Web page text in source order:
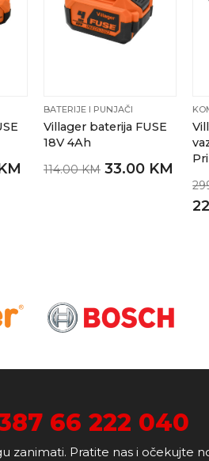
BATERIJE I PUNJAČI
Villager baterija FUSE
18V 4Ah
114.00 KM 33.00 KM
66 222 040
zanimati. Pratite nas i očekujte